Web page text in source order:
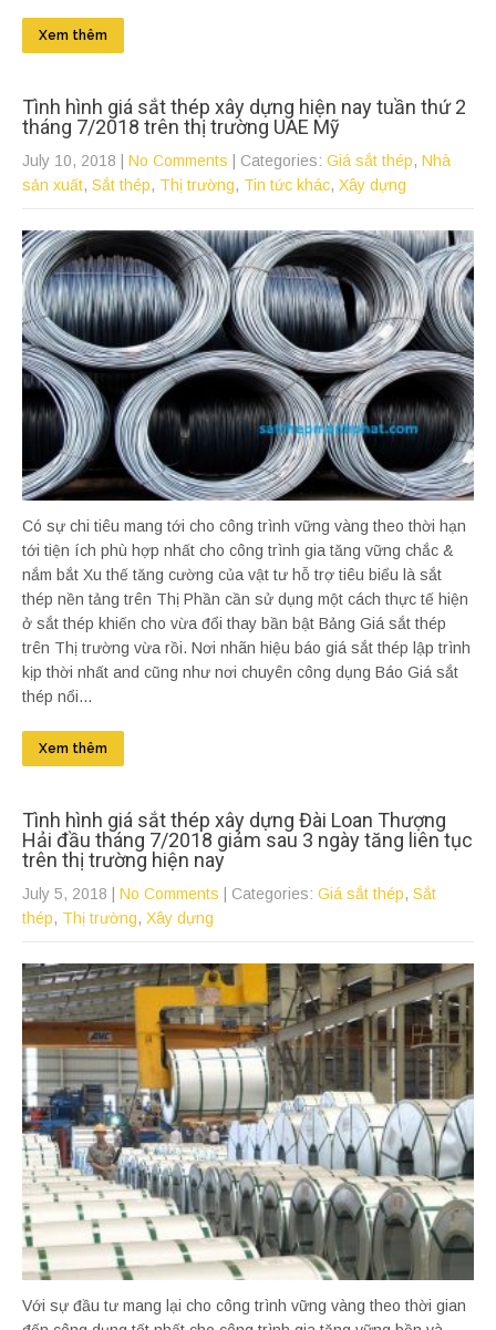
Xem thêm
Tình hình giá sắt thép xây dựng hiện nay tuần thứ 2
tháng 7/2018 trên thị trường UAE Mỹ
July 10, 2018 | No Comments | Categories: Giá sắt thép, Nhà
sản xuất, Sắt thép, Thị trường, Tin tức khác, Xây dựng
Có sự chi tiêu mang tới cho công trình vững vàng theo thời hạn
tới tiện ích phù hợp nhất cho công trình gia tăng vững chắc &
nắm bắt Xu thế tăng cường của vật tư hỗ trợ tiêu biểu là sắt
thép nền tảng trên Thị Phần cần sử dụng một cách thực tế hiện
ở sắt thép khiến cho vừa đổi thay bần bật Bảng Giá sắt thép
trên Thị trường vừa rồi. Nơi nhãn hiệu báo giá sắt thép lập trình
kịp thời nhất and cũng như nơi chuyên công dụng Báo Giá sắt
thép nổi...
Xem thêm
Tình hình giá sắt thép xây dựng Đài Loan Thượng
Hải đầu tháng 7/2018 giảm sau 3 ngày tăng liên tục
trên thị trường hiện nay
July 5, 2018 No Comments | Categories: Giá sắt thép, Sắt
thép, Thị trường, Xây dựng
Với sự đầu tư mang lại cho công trình vững vàng theo thời gian